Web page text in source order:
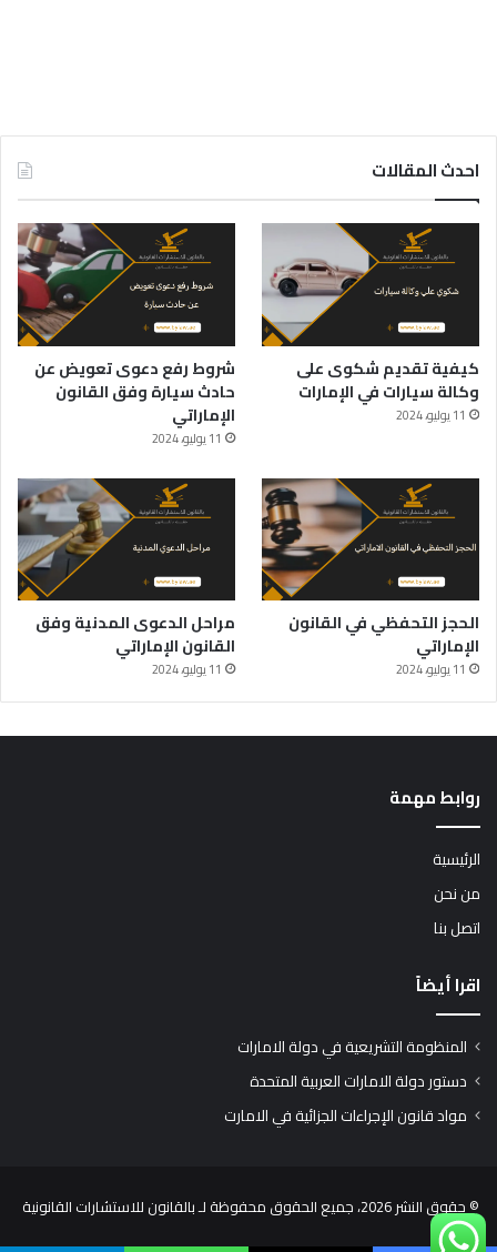
احدث المقالات
كيفية تقديم شكوى على
وكالة سيارات في الإمارات
11 يوليو، 2024
شروط رفع دعوى تعويض عن
حادث سيارة وفق القانون
الإماراتي
11 يوليو، 2024
الحجز التحفظي في القانون
الإماراتي
11 يوليو، 2024
مراحل الدعوى المدنية وفق
القانون الإماراتي
11 يوليو، 2024
روابط مهمة
الرئيسية
من نحن
اتصل بنا
اقرا أيضاً
المنظومة التشريعية في دولة الامارات
دستور دولة الامارات العربية المتحدة
مواد قانون الإجراءات الجزائية في الامارت
© حقوق النشر 2026، جميع الحقوق محفوظة لـ بالقانون للاستشارات القانونية